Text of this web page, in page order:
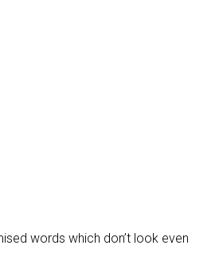
words which don’t look even